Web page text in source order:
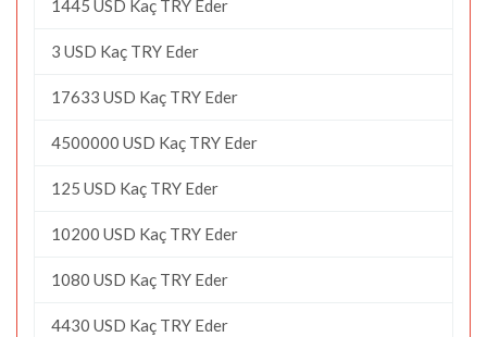
1445 USD Kaç TRY Eder
3 USD Kaç TRY Eder
17633 USD Kaç TRY Eder
4500000 USD Kaç TRY Eder
125 USD Kaç TRY Eder
10200 USD Kaç TRY Eder
1080 USD Kaç TRY Eder
4430 USD Kaç TRY Eder